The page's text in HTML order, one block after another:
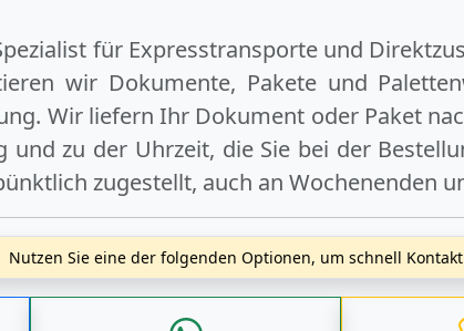
für Expresstransporte und
wir Dokumente, Pakete und
Wir liefern Ihr Dokument oder Paket
und zu der Uhrzeit, die Sie bei der
zugestellt, auch an Wochenenden
Nutzen Sie eine der folgenden Optionen, um schnell